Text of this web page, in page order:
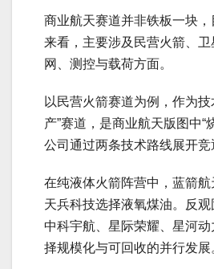
商业航天赛道并非铁板一块
来看，主要涉及民营火箭、
网、测控与载荷方面。
以民营火箭赛道为例，作为技
产”赛道，是商业航天版图中“
公司通过两条技术路线展开竞
在纯液体火箭阵营中，蓝箭航
天兵科技选择液氧煤油。反观
中科宇航、星际荣耀、星河
择规模化与可回收的并行发展